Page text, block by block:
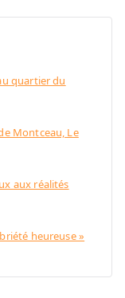
quartier du
Montceau, Le
aux réalités
heureuse »